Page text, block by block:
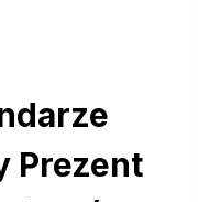
Prezent